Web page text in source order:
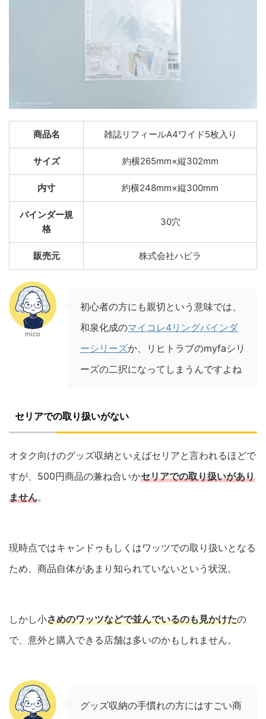
商品名 雑誌リフィールA4ワイド5枚入り
サイズ 約横265mm×縦302mm
内寸 約横248mm×縦300mm
バインダー規
格
30穴
販売元 株式会社ハピラ
mico
初心者の方にも親切という意味では、
和泉化成のマイコレ4リングバインダ
ーシリーズか、リヒトラブのmyfaシリ
ーズの二択になってしまうんですよね
セリアでの取り扱いがない
オタク向けのグッズ収納といえばセリアと言われるほどで
すが、500円商品の兼ね合いかセリアでの取り扱いがあり
ません。
現時点ではキャンドゥもしくはワッツでの取り扱いとなる
ため、商品自体があまり知られていないという状況。
しかし小さめのワッツなどで並んでいるのも見かけたの
で、意外と購入できる店舗は多いのかもしれません。
グッズ収納の手慣れの方にはすごい商